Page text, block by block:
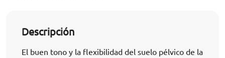
Descripción
El buen tono y la flexibilidad del suelo pélvico de la